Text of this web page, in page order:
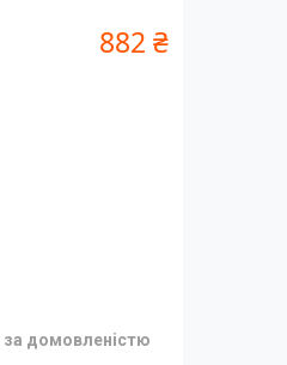
882 ₴
за домовленістю